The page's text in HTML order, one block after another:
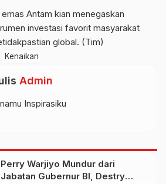
Antam kian menegaskan
investasi favorit masyarakat
global. (Tim)
Kenaikan
Admin
Inspirasiku
Perry Warjiyo Mundur dari
Jabatan Gubernur BI, Destry